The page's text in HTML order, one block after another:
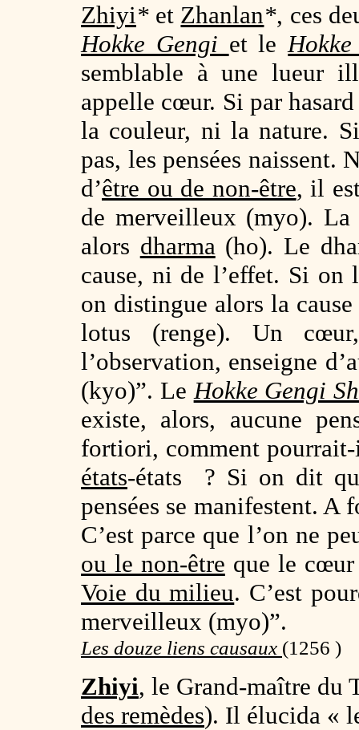
Zhiyi* et Zhanlan*, ces
Hokke Gengi et le
semblable à une lueur
appelle cœur. Si par
la couleur, ni la nature.
pas, les pensées naissent.
d’être ou de non-être, il
de merveilleux (myo).
alors dharma(ho). Le
cause, ni de l’effet. Si on
on distingue alors la
lotus (renge). Un
l’observation, enseigne
(kyo)”. LeHokke Gengi
existe, alors, aucune
fortiori, comment
états-états ? Si on dit
pensées se manifestent. A
C’est parce que l’on ne
ou le non-être que le cœur
Voie du milieu. C’est
merveilleux (myo)”.
Les douze liens causaux (1256 )
Zhiyi, le Grand-maître du
des remèdes). Il élucida «